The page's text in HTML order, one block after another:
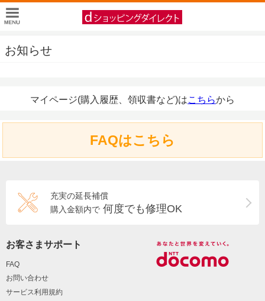
お知らせ
マイページ(購入履歴、領収書など)はこちらから
FAQはこちら
充実の延長補償
購入金額内で 何度でも修理OK
お客さまサポート
FAQ
お問い合わせ
サービス利用規約